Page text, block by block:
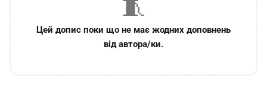
🧵
Цей допис поки що не має жодних доповнень
від автора/ки.